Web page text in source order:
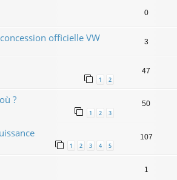
0
officielle VW 3
1 2
47
?
1 2 3
50
1 2 3 4 5
107
1